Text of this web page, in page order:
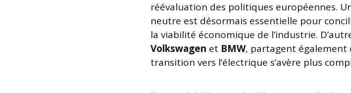
réévaluation des politiques européennes.
neutre est désormais essentielle pour
la viabilité économique de l’industrie.
Volkswagen et BMW, partagent également
transition vers l’électrique s’avère plus